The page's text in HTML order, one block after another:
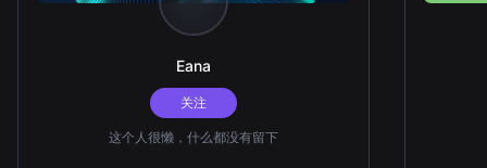
Eana
关注
这个人很懒，什么都没有留下